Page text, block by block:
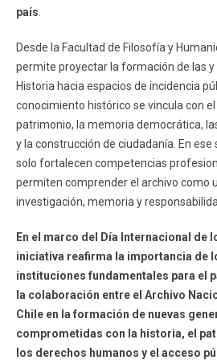
país
Desde la Facultad de Filosofía y
permite proyectar la formación de las y
Historia hacia espacios de incidencia
conocimiento histórico se vincula con
patrimonio, la memoria democrática,
y la construcción de ciudadanía. En
solo fortalecen competencias
permiten comprender el archivo como
investigación, memoria y
En el marco del Día Internacional de
iniciativa reafirma la importancia de
instituciones fundamentales para el
la colaboración entre el Archivo
Chile en la formación de nuevas
comprometidas con la historia, el
los derechos humanos y el acceso